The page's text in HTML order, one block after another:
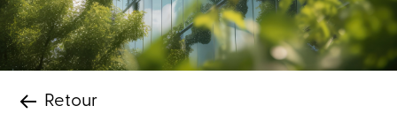
Retour